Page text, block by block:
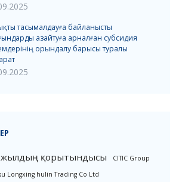
тасымалдауға байланысты
азайтуға арналған субсидия
орындалу барысы туралы
жылдың қорытындысы CITIC Group
Longxing hulin Trading Co Ltd